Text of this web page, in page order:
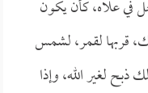
في علاه، كأن يكون
قربها لقمر، لشمس
لغير الله، وإذا